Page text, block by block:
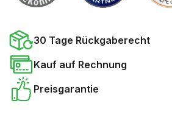
30 Tage Rückgaberecht
Kauf auf Rechnung
Preisgarantie